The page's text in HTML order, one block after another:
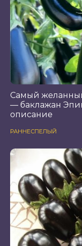
Самый
— баклажан
описание
РАННЕСПЕЛЫЙ